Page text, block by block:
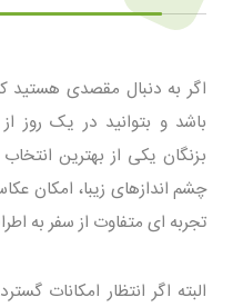
اگر به دنبال مقصدی هستید
باشد و بتوانید در یک روز
بزنگان یکی از بهترین
چشم اندازهای زیبا، امکان
تجربه ای متفاوت از سفر به
البته اگر انتظار امکانات